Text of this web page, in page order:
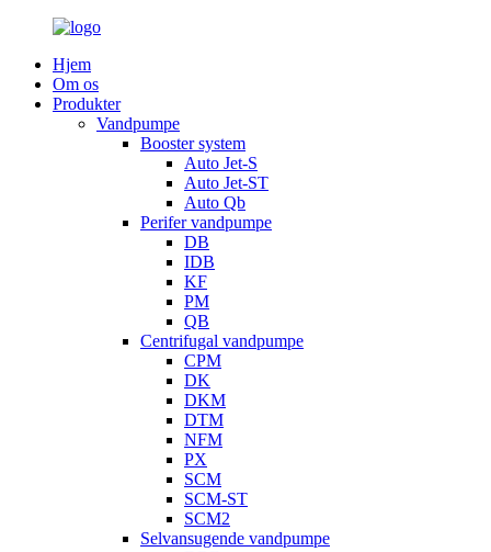
Hjem
Om os
Produkter
Vandpumpe
Booster system
Auto Jet-S
Auto Jet-ST
Auto Qb
Perifer vandpumpe
DB
IDB
KF
PM
QB
Centrifugal vandpumpe
CPM
DK
DKM
DTM
NFM
PX
SCM
SCM-ST
SCM2
Selvansugende vandpumpe